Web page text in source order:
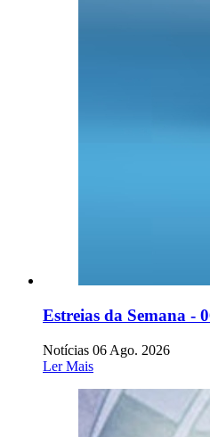
Estreias da Semana -
Notícias 06 Ago. 2026
Ler Mais